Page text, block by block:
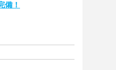
備！